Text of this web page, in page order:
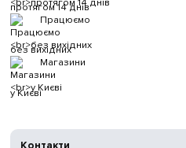
протягом 14 днів
Працюємо
без вихідних
Магазини
у Києві
Контакти